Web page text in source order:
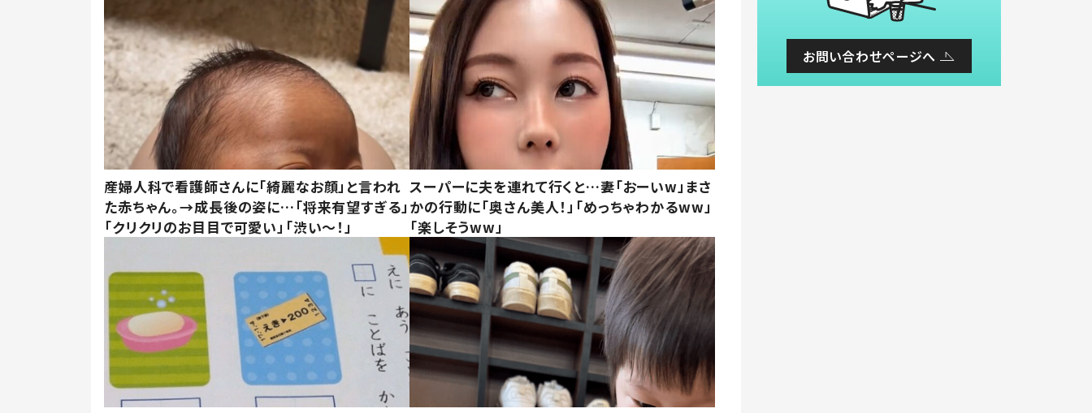
産婦人科で看護師さんに「綺麗なお顔」と言われ
た赤ちゃん。→成長後の姿に…「将来有望すぎる」
「クリクリのお目目で可愛い」「渋い～！」
スーパーに夫を連れて行くと…妻「おーいw」まさ
かの行動に「奥さん美人！」「めっちゃわかるww」
「楽しそうww」
お問い合わせページへ